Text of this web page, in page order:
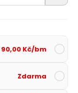
90,00 Kč/bm
Zdarma